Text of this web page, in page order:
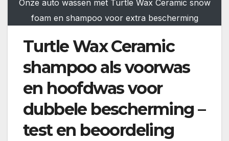
Onze auto wassen met Turtle Wax Ceramic snow
foam en shampoo voor extra bescherming
Turtle Wax Ceramic
shampoo als voorwas
en hoofdwas voor
dubbele bescherming –
test en beoordeling